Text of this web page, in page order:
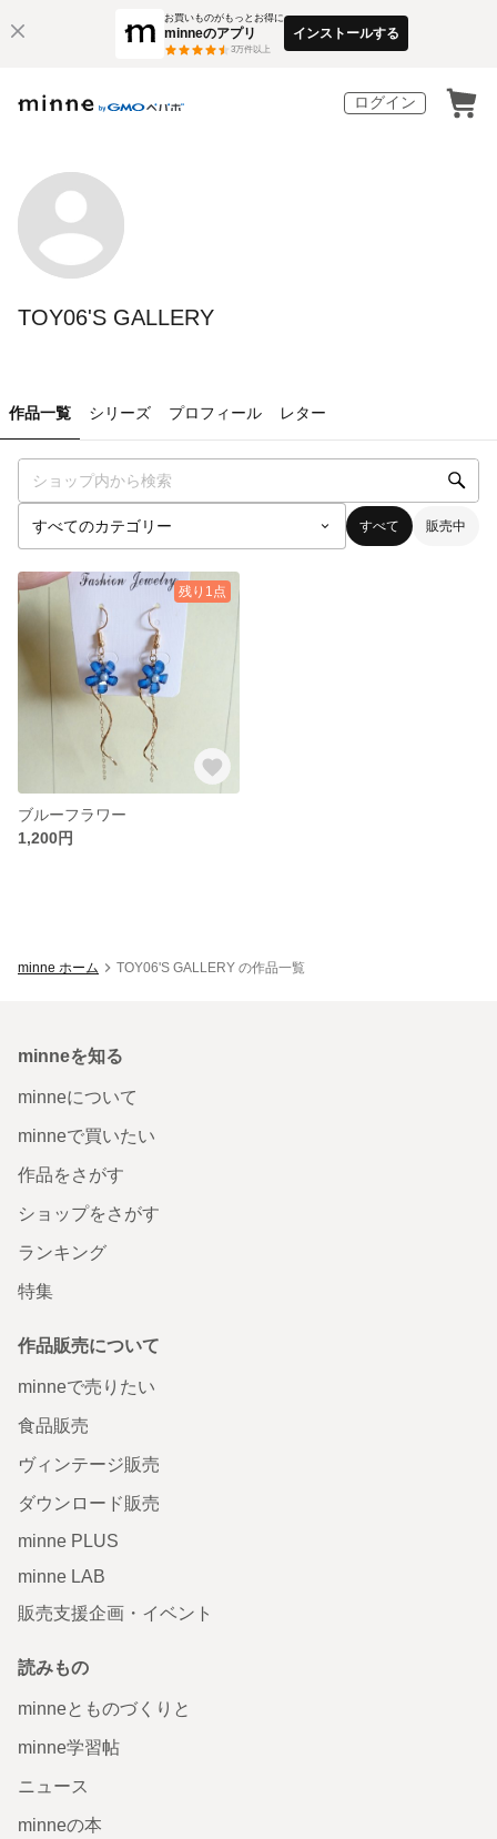
お買いものがもっとお得に
minneのアプリ
3万件以上
インストールする
ログイン
TOY06'S GALLERY
作品一覧 シリーズ プロフィール レター
すべて 販売中
残り1点
ブルーフラワー
1,200円
minne ホーム TOY06'S GALLERY の作品一覧
minneを知る
minneについて
minneで買いたい
作品をさがす
ショップをさがす
ランキング
特集
作品販売について
minneで売りたい
食品販売
ヴィンテージ販売
ダウンロード販売
minne PLUS
minne LAB
販売支援企画・イベント
読みもの
minneとものづくりと
minne学習帖
ニュース
minneの本